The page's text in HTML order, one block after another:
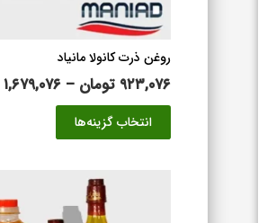
روغن ذرت کانولا مانیاد
۹۲۳,۰۷۶ تومان – ۱,۶۷۹,۰۷۶
انتخاب گزینه‌ها